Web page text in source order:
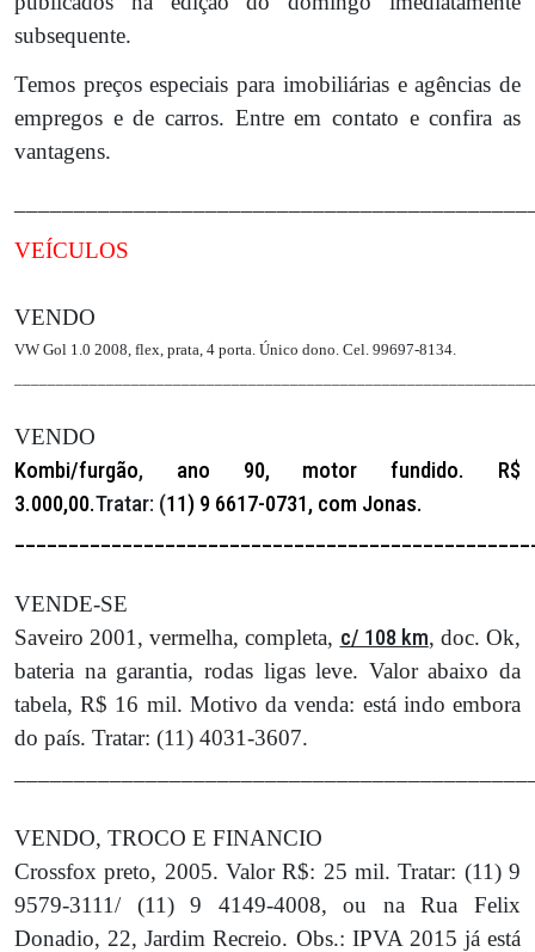
subsequente.
Temos preços especiais para imobiliárias e agências de
empregos e de carros. Entre em contato e confira as
vantagens.
VEÍCULOS
VENDO
VW Gol 1.0 2008, flex, prata, 4 porta. Único dono. Cel. 99697-8134.
VENDO
Kombi/furgão, ano 90, motor fundido.
R$
3.000,00.Tratar: (11) 9 6617-0731, com Jonas.
VENDE-SE
Saveiro 2001, vermelha, completa, c/ 108 km, doc. Ok,
bateria na garantia, rodas ligas leve. Valor abaixo da
tabela, R$ 16 mil. Motivo da venda: está indo embora
do país. Tratar: (11) 4031-3607.
VENDO, TROCO E FINANCIO
Crossfox preto, 2005. Valor R$: 25 mil. Tratar: (11) 9
9579-3111/ (11) 9 4149-4008, ou na Rua Felix
Donadio, 22, Jardim Recreio. Obs.: IPVA 2015 já está